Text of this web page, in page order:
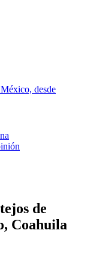
desde
de
Coahuila